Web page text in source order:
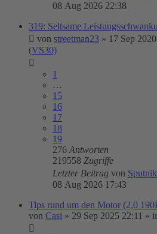
08 Aug 2026 22:38
319: Seltsame
von streetman23 » 17 Sep
(VS30)
1
…
15
16
17
18
19
276 Antworten
219558 Zugriffe
Letzter Beitrag von Sputnik
08 Aug 2026 17:43
Tips rund um den Motor (2,0
von Casi » 29 Sep 2025 22:11 »